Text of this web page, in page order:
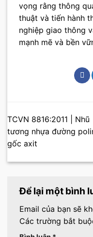
vọng rằng thông
thuật và tiến hành
nghiệp giao thông
mạnh mẽ và bền
TCVN 8816:2011 | Nhũ
tương nhựa đường
gốc axit
Để lại một bình
Email của bạn sẽ
Các trường bắt